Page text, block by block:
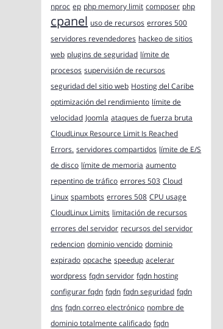
nproc ep php memory limit composer php
cpanel uso de recursos errores 500
servidores revendedores hackeo de sitios
web plugins de seguridad límite de
procesos supervisión de recursos
seguridad del sitio web Hosting del Caribe
optimización del rendimiento límite de
velocidad Joomla ataques de fuerza bruta
CloudLinux Resource Limit Is Reached
Errors. servidores compartidos límite de E/S
de disco límite de memoria aumento
repentino de tráfico errores 503 Cloud
Linux spambots errores 508 CPU usage
CloudLinux Limits limitación de recursos
errores del servidor recursos del servidor
redencion dominio vencido dominio
expirado opcache speedup acelerar
wordpress fqdn servidor fqdn hosting
configurar fqdn fqdn fqdn seguridad fqdn
dns fqdn correo electrónico nombre de
dominio totalmente calificado fqdn